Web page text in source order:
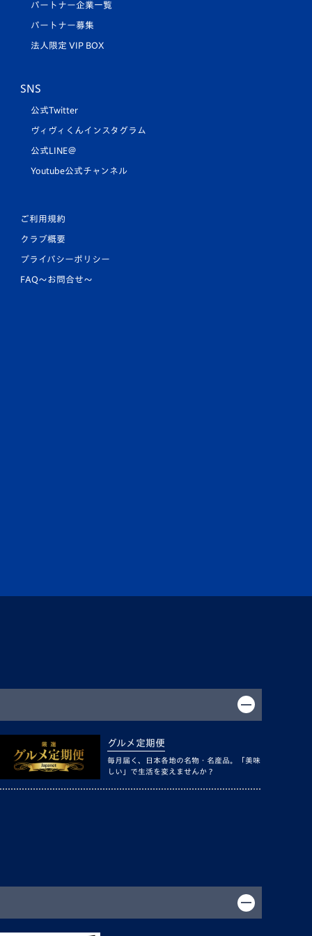
パートナー企業一覧
パートナー募集
法人限定 VIP BOX
SNS
公式Twitter
ヴィヴィくんインスタグラム
公式LINE＠
Youtube公式チャンネル
ご利用規約
クラブ概要
プライバシーポリシー
FAQ〜お問合せ〜
グルメ定期便
毎月届く、日本各地の名物・名産品。「美味
しい」で生活を変えませんか？